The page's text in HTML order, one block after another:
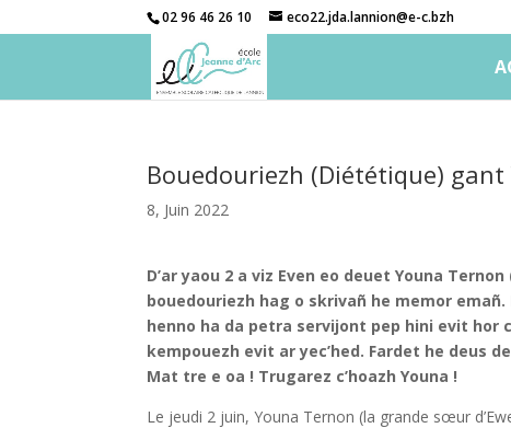
02 96 46 26 10 eco22.jda.lannion@e-c.bzh
Bouedouriezh (Diététique)
8, Juin 2022
D’ar yaou 2 a viz Even eo deuet Youna
bouedouriezh hag o skrivañ he memor
henno ha da petra servijont pep hini evit hor
kempouezh evit ar yec’hed. Fardet he deus
Mat tre e oa ! Trugarez c’hoazh Youna !
Le jeudi 2 juin, Youna Ternon (la grande sœur